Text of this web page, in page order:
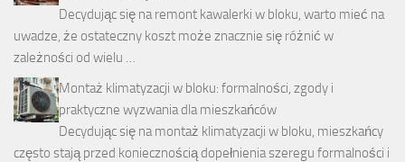
Decydując się na remont kawalerki w bloku, warto mieć na
uwadze, że ostateczny koszt może znacznie się różnić w
zależności od wielu …
Montaż klimatyzacji w bloku: formalności, zgody i
praktyczne wyzwania dla mieszkańców
Decydując się na montaż klimatyzacji w bloku, mieszkańcy
często stają przed koniecznością dopełnienia szeregu formalności i